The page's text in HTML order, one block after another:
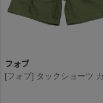
フォブ